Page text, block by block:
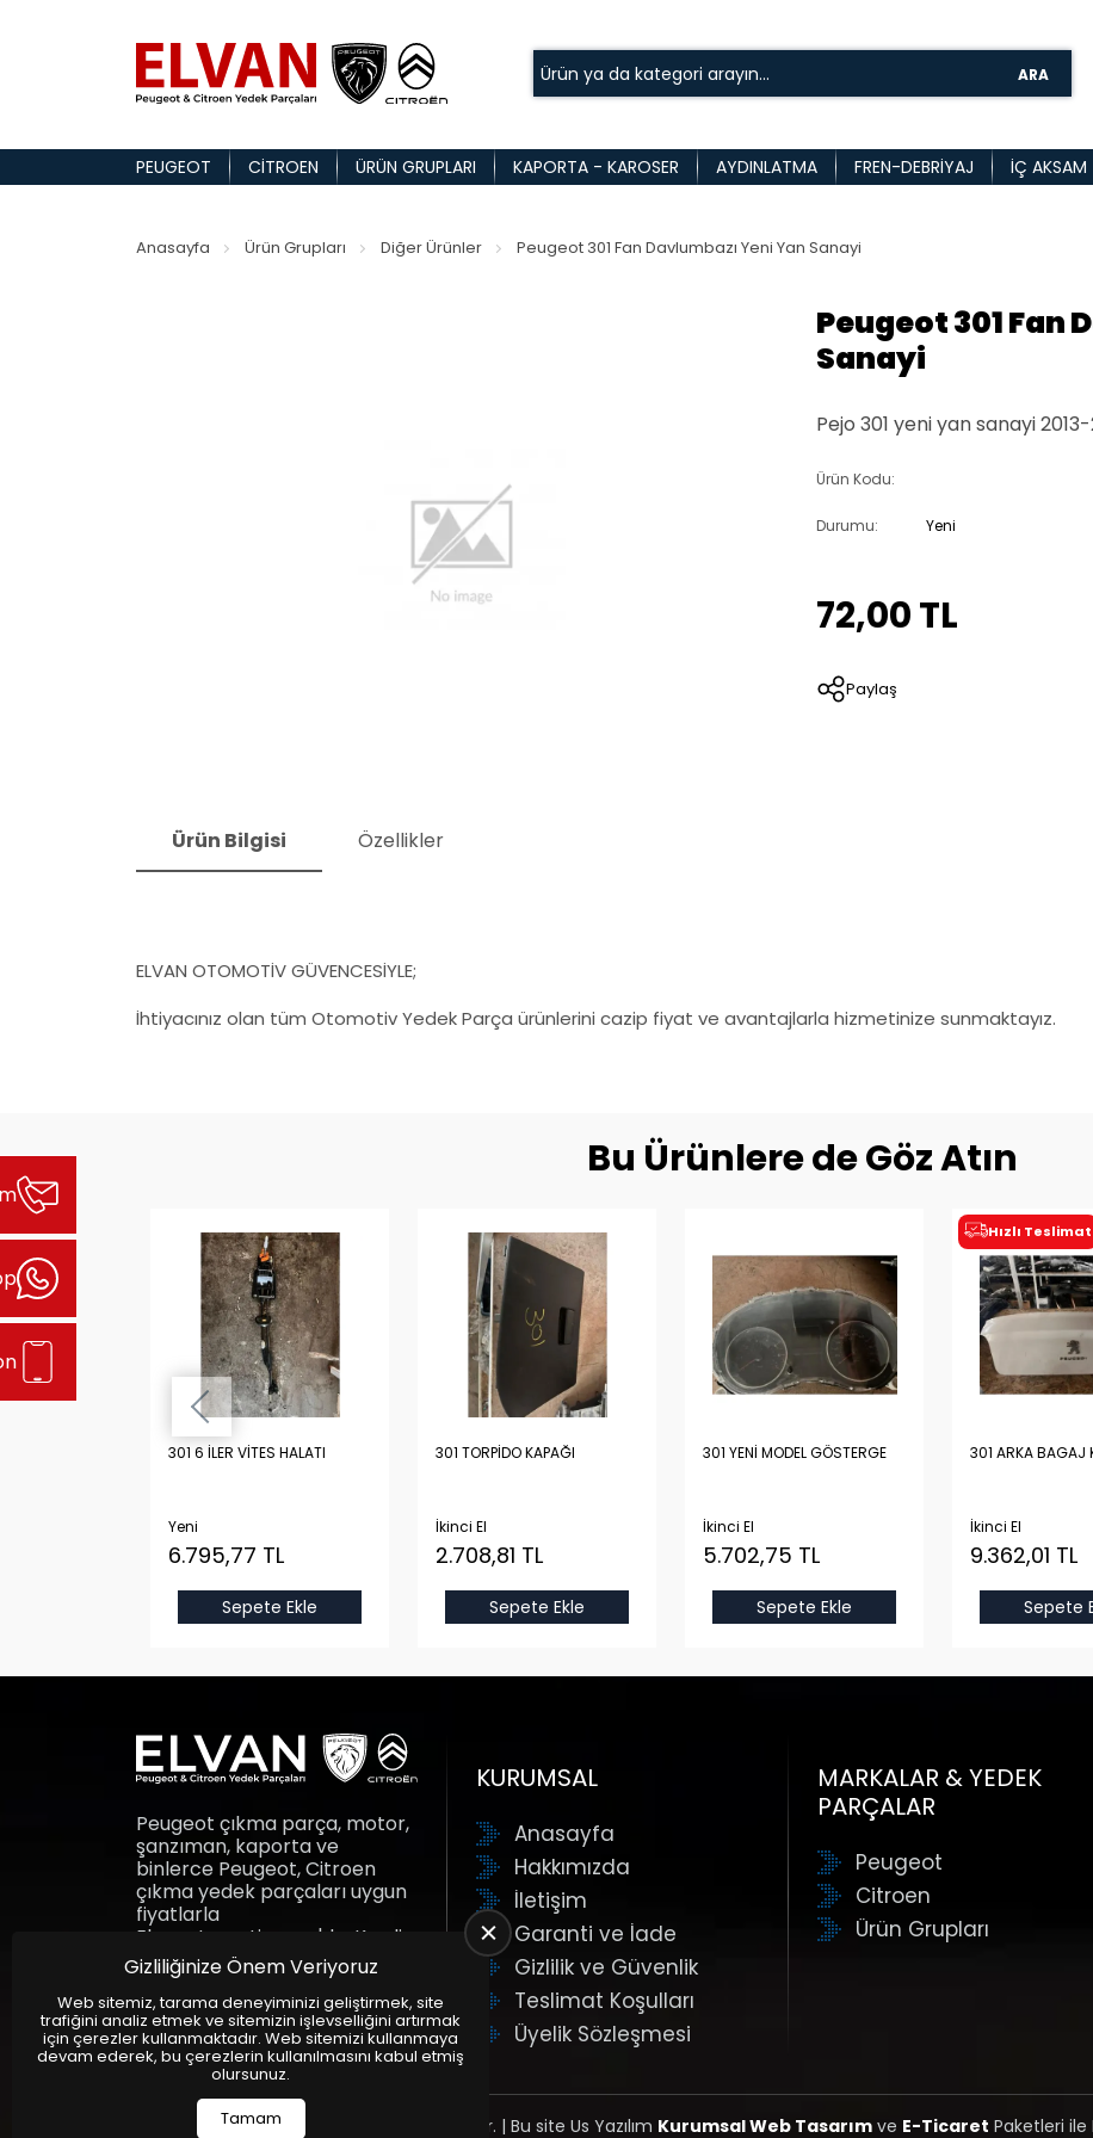
ARA
PEUGEOT CITROEN ÜRÜN GRUPLARI KAPORTA - KAROSER AYDINLATMA FREN-DEBRIYAJ İÇ AKSAM
Anasayfa Ürün Grupları Diğer Ürünler Peugeot 301 Fan Davlumbazı Yeni Yan Sanayi
Peugeot 301 Fan
Sanayi
Pejo 301 yeni yan sanayi
Ürün Kodu:
Durumu: Yeni
72,00 TL
Paylaş
Ürün Bilgisi Özellikler
ELVAN OTOMOTİV GÜVENCESİYLE;
İhtiyacınız olan tüm Otomotiv Yedek Parça ürünlerini cazip fiyat ve avantajlarla hizmetinize sunmaktayız.
Bu Ürünlere de Göz Atın
301 6 İLER VİTES HALATI
Yeni
6.795,77 TL
Sepete Ekle
301 TORPİDO KAPAĞI
İkinci El
2.708,81 TL
Sepete Ekle
301 YENİ MODEL GÖSTERGE
İkinci El
5.702,75 TL
Sepete Ekle
Hızlı Teslimat
301 ARKA BAGAJ
İkinci El
9.362,01 TL
Sepete
Peugeot çıkma parça, motor,
şanzıman, kaporta ve
binlerce Peugeot, Citroen
çıkma yedek parçaları uygun
fiyatlarla
Elvanotomotiv.com'da. Kredi
kartına taksit fırsatı ile yedek
parçalar adresine gelsin.
Elvan Otomotiv.
KURUMSAL
Anasayfa
Hakkımızda
İletişim
Garanti ve İade
Gizlilik ve Güvenlik
Teslimat Koşulları
Üyelik Sözleşmesi
MARKALAR & YEDEK
PARÇALAR
Peugeot
Citroen
Ürün Grupları
Tüm Hakları Saklıdır. | Bu site Us Yazılım Kurumsal Web Tasarımve E-Ticaret Paketleri ile
Gizliliğinize Önem Veriyoruz
Web sitemiz, tarama deneyiminizi geliştirmek, site
trafiğini analiz etmek ve sitemizin işlevselliğini artırmak
için çerezler kullanmaktadır. Web sitemizi kullanmaya
devam ederek, bu çerezlerin kullanılmasını kabul etmiş
olursunuz.
Tamam